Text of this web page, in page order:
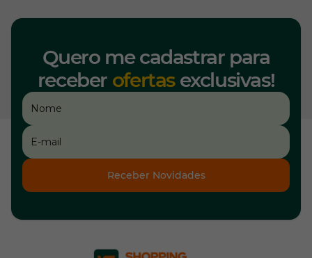
Quero me cadastrar para
receber ofertasexclusivas!
Receber Novidades